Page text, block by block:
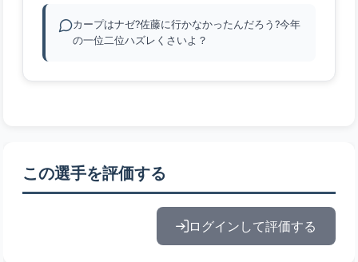
カープはナゼ?佐藤に行かなかったんだろう?今年
の一位二位ハズレくさいよ？
この選手を評価する
ログインして評価する